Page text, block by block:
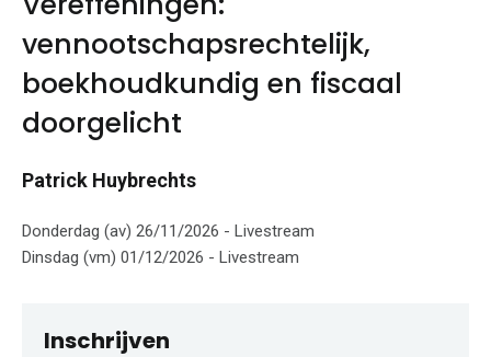
vennootschapsrechtelijk,
boekhoudkundig en fiscaal
doorgelicht
Patrick Huybrechts
Donderdag (av) 26/11/2026 - Livestream
Dinsdag (vm) 01/12/2026 - Livestream
Inschrijven